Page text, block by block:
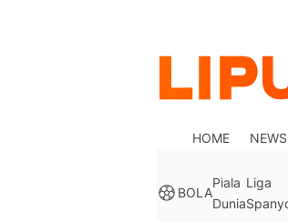
HOME NEWS
BOLA
Piala
Dunia
Liga